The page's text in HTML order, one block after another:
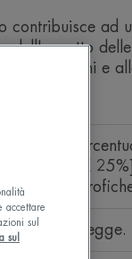
contribuisce ad
dell'aspetto
di siliconi e
Alta
COMPLEX
e
protegge.
accettare
sul
sul